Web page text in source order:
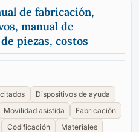
de fabricación,
manual de
piezas, costos
Dispositivos de ayuda
Movilidad asistida
Fabricación
Codificación
Materiales